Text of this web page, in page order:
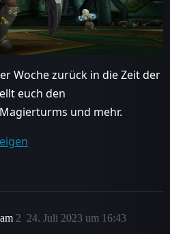
Woche zurück in die Zeit der
euch den
und mehr.
24. Juli 2023 um 16:43
2